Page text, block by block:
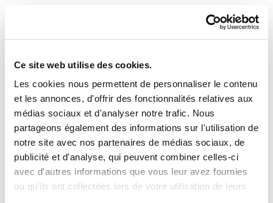
Ce site web utilise des cookies.
Les cookies nous permettent de personnaliser le contenu
et les annonces, d'offrir des fonctionnalités relatives aux
médias sociaux et d'analyser notre trafic. Nous
partageons également des informations sur l'utilisation de
notre site avec nos partenaires de médias sociaux, de
publicité et d'analyse, qui peuvent combiner celles-ci
avec d'autres informations que vous leur avez fournies
ou qu'ils ont collectées lors de votre utilisation de leurs
fondation-manu-robles-
arangiz-institutua
PLAN DU SITE ACCESSIBILITÉ CONTACT